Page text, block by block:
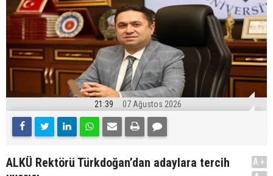
21:39 07 Ağustos 2026
ALKÜ Rektörü Türkdoğan’dan adaylara tercih
A+